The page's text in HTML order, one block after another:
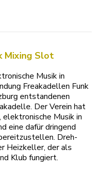
Mixing Slot
Musik in
Freakadellen Funk
entstandenen
Der Verein hat
Musik in
eine dafür dringend
Dreh-
Heizkeller, der als
Klub fungiert.